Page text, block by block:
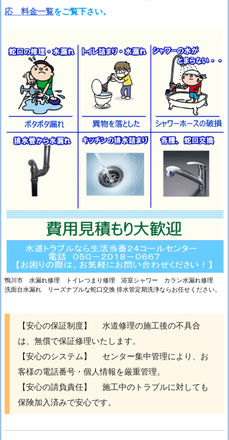
イ
ま
り
水
漏
れ
修
理
水
道
ト
ラ
ブ
ル
金
の
詳
細
1.
千
ト
イ
レ
つ
ま
応 料金一覧をご覧下さい。
鴨川市 水漏れ修理 トイレつまり修理 浴室シャワー カラン水漏れ修理
洗面台水漏れ リーズナブルな蛇口交換 排水管定期洗浄ならお任せください。
【安心の保証制度】 水道修理の施工後の不具合
は、無償で保証修理いたします。
【安心のシステム】 センター集中管理により、お
客様の電話番号・個人情報を厳重管理。
【安心の請負責任】 施工中のトラブルに対しても
保険加入済みで安心です。